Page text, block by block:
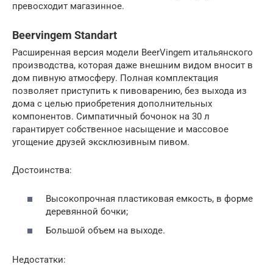
превосходит магазинное.
Beervingem Standart
Расширенная версия модели BeerVingem итальянского
производства, которая даже внешним видом вносит в
дом пивную атмосферу. Полная комплектация
позволяет приступить к пивоварению, без выхода из
дома с целью приобретения дополнительных
компонентов. Симпатичный бочонок на 30 л
гарантирует собственное насыщение и массовое
угощение друзей эксклюзивным пивом.
Достоинства:
Высокопрочная пластиковая емкость, в форме
деревянной бочки;
Большой объем на выходе.
Недостатки: